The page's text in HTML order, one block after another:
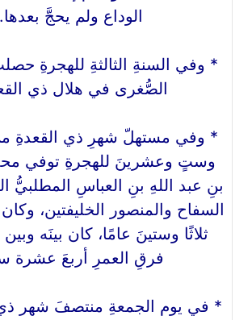
الوداع ولم يحجَّ بعدها.
* وفي السنةِ الثالثةِ للهجرةِ
الصُّغرى في هلال ذي
* وفي مستهلّ شهرِ ذي القعدةِ
وستٍ وعشرينَ للهجرةِ توفي
بنِ عبد اللهِ بنِ العباسِ المطلبيُّ
السفاح والمنصور الخليفتين،
ثلاثًا وستينَ عامًا، كان بينَه
فرقِ العمرِ أربعَ عشرة
* في يوم الجمعةِ منتصفَ شهر